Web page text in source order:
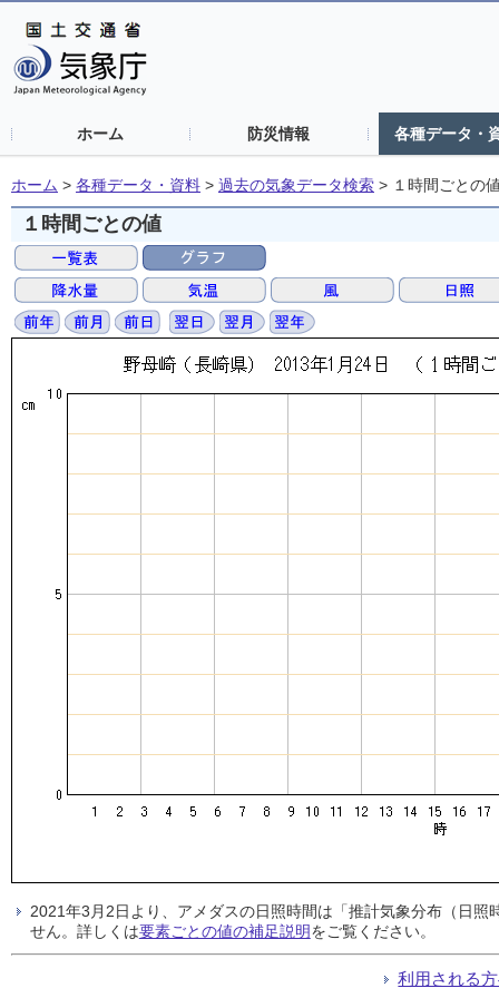
ホーム 防災情報 各種データ・
ホーム > 各種データ・資料 > 過去の気象データ検索 > １時間ごとの
１時間ごとの値
2021年3月2日より、アメダスの日照時間は「推計気象分布（日
せん。詳しくは要素ごとの値の補足説明をご覧ください。
利用される